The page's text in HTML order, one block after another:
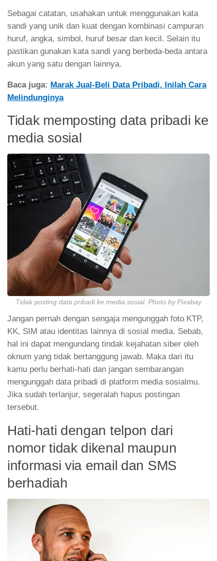
Sebagai catatan, usahakan untuk menggunakan kata
sandi yang unik dan kuat dengan kombinasi campuran
huruf, angka, simbol, huruf besar dan kecil. Selain itu
pastikan gunakan kata sandi yang berbeda-beda antara
akun yang satu dengan lainnya.
Baca juga: Marak Jual-Beli Data Pribadi, Inilah Cara
Melindunginya
Tidak memposting data pribadi ke
media sosial
Tidak posting data pribadi ke media sosial. Photo by Pixabay
Jangan pernah dengan sengaja mengunggah foto KTP,
KK, SIM atau identitas lainnya di sosial media. Sebab,
hal ini dapat mengundang tindak kejahatan siber oleh
oknum yang tidak bertanggung jawab. Maka dari itu
kamu perlu berhati-hati dan jangan sembarangan
mengunggah data pribadi di platform media sosialmu.
Jika sudah terlanjur, segeralah hapus postingan
tersebut.
Hati-hati dengan telpon dari
nomor tidak dikenal maupun
informasi via email dan SMS
berhadiah